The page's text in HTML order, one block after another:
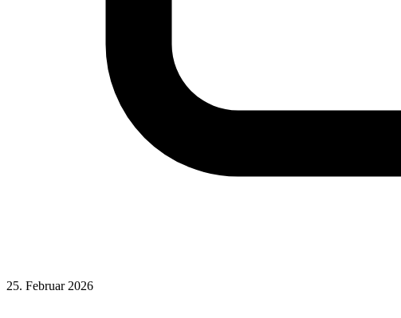
25. Februar 2026